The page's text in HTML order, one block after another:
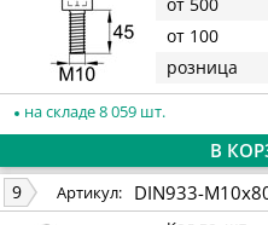
от 100
розница
на складе 8 059 шт.
В
9 Артикул: DIN933-